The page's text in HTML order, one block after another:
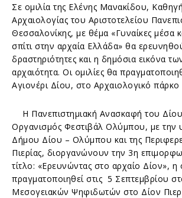
Σε ομιλία της Ελένης Μανακίδου,
Αρχαιολογίας του Αριστοτελείου
Θεσσαλονίκης, με θέμα «Γυναίκες μέσα
σπίτι στην αρχαία Ελλάδα» θα
δραστηριότητες και η δημόσια εικόνα
αρχαιότητα. Οι ομιλίες θα
Αγιονέρι Δίου, στο Αρχαιολογικό πάρκο
Η Πανεπιστημιακή Ανασκαφή του Δίου
Οργανισμός Φεστιβάλ Ολύμπου, με την
Δήμου Δίου – Ολύμπου και της
Πιερίας, διοργανώνουν την 3η
τίτλο: «Ερευνώντας στο αρχαίο Δίον», η
πραγματοποιηθεί στις 5 Σεπτεμβρίου
Μεσογειακών Ψηφιδωτών στο Δίον